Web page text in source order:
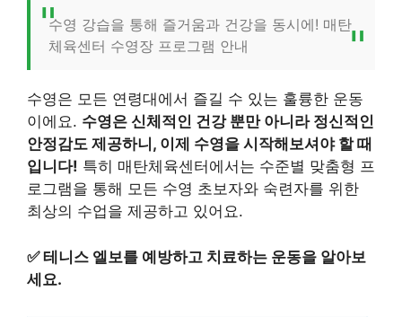
수영 강습을 통해 즐거움과 건강을 동시에! 매탄
체육센터 수영장 프로그램 안내
수영은 모든 연령대에서 즐길 수 있는 훌륭한 운동
이에요. 수영은 신체적인 건강 뿐만 아니라 정신적인
안정감도 제공하니, 이제 수영을 시작해보셔야 할 때
입니다! 특히 매탄체육센터에서는 수준별 맞춤형 프
로그램을 통해 모든 수영 초보자와 숙련자를 위한
최상의 수업을 제공하고 있어요.
✅테니스 엘보를 예방하고 치료하는 운동을 알아보
세요.